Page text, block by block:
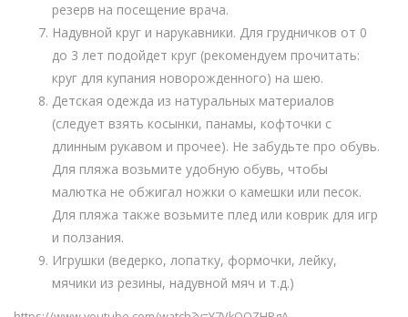
резерв на посещение врача.
Надувной круг и нарукавники. Для грудничков от 0
до 3 лет подойдет круг (рекомендуем прочитать:
круг для купания новорожденного) на шею.
Детская одежда из натуральных материалов
(следует взять косынки, панамы, кофточки с
длинным рукавом и прочее). Не забудьте про обувь.
Для пляжа возьмите удобную обувь, чтобы
малютка не обжигал ножки о камешки или песок.
Для пляжа также возьмите плед или коврик для игр
и ползания.
Игрушки (ведерко, лопатку, формочки, лейку,
мячики из резины, надувной мяч и т.д.)